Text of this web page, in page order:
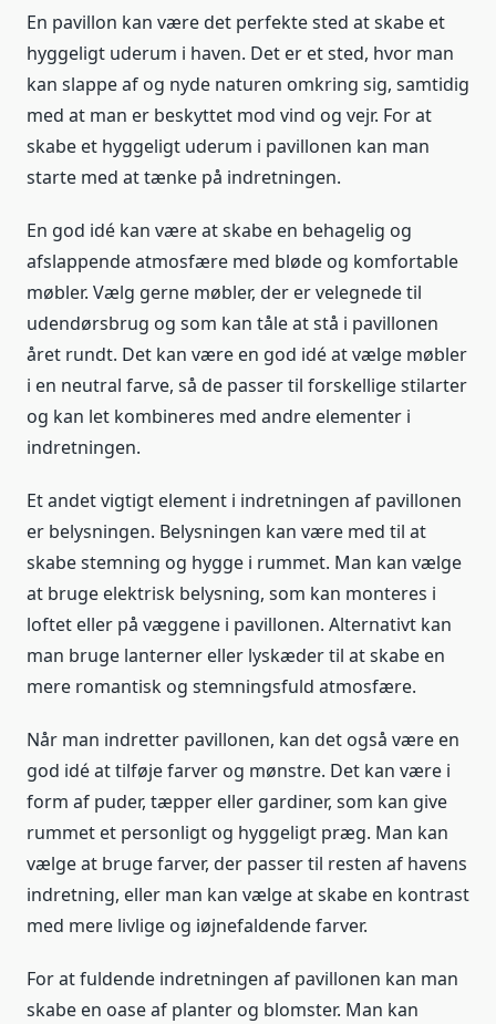
En pavillon kan være det perfekte sted at skabe et
hyggeligt uderum i haven. Det er et sted, hvor man
kan slappe af og nyde naturen omkring sig, samtidig
med at man er beskyttet mod vind og vejr. For at
skabe et hyggeligt uderum i pavillonen kan man
starte med at tænke på indretningen.
En god idé kan være at skabe en behagelig og
afslappende atmosfære med bløde og komfortable
møbler. Vælg gerne møbler, der er velegnede til
udendørsbrug og som kan tåle at stå i pavillonen
året rundt. Det kan være en god idé at vælge møbler
i en neutral farve, så de passer til forskellige stilarter
og kan let kombineres med andre elementer i
indretningen.
Et andet vigtigt element i indretningen af pavillonen
er belysningen. Belysningen kan være med til at
skabe stemning og hygge i rummet. Man kan vælge
at bruge elektrisk belysning, som kan monteres i
loftet eller på væggene i pavillonen. Alternativt kan
man bruge lanterner eller lyskæder til at skabe en
mere romantisk og stemningsfuld atmosfære.
Når man indretter pavillonen, kan det også være en
god idé at tilføje farver og mønstre. Det kan være i
form af puder, tæpper eller gardiner, som kan give
rummet et personligt og hyggeligt præg. Man kan
vælge at bruge farver, der passer til resten af havens
indretning, eller man kan vælge at skabe en kontrast
med mere livlige og iøjnefaldende farver.
For at fuldende indretningen af pavillonen kan man
skabe en oase af planter og blomster. Man kan